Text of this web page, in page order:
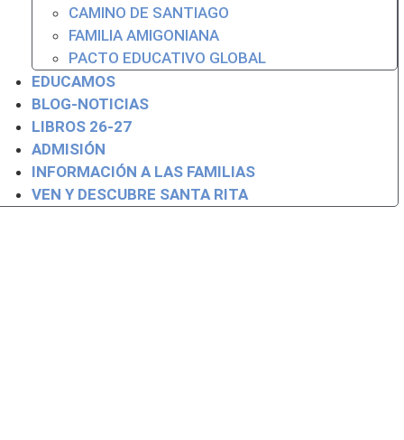
CAMINO DE SANTIAGO
FAMILIA AMIGONIANA
PACTO EDUCATIVO GLOBAL
EDUCAMOS
BLOG-NOTICIAS
LIBROS 26-27
ADMISIÓN
INFORMACIÓN A LAS FAMILIAS
VEN Y DESCUBRE SANTA RITA